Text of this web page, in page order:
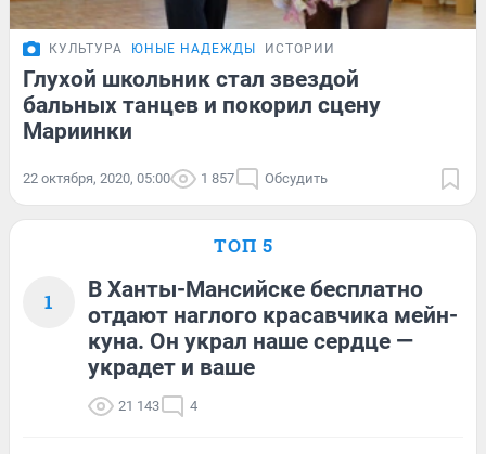
КУЛЬТУРА ЮНЫЕ НАДЕЖДЫ ИСТОРИИ
Глухой школьник стал звездой
бальных танцев и покорил сцену
Мариинки
22 октября, 2020, 05:00 1 857 Обсудить
ТОП 5
1
В Ханты-Мансийске бесплатно
отдают наглого красавчика мейн-
куна. Он украл наше сердце —
украдет и ваше
21 143 4